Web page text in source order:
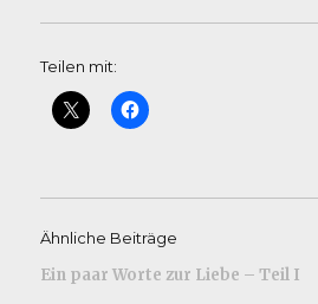
Teilen mit:
Ähnliche Beiträge
Ein paar Worte zur Liebe – Teil I